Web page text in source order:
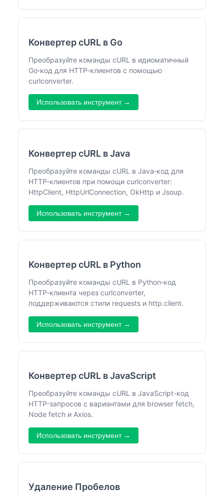
Конвертер cURL в Go
Преобразуйте команды cURL в идиоматичный
Go‑код для HTTP‑клиентов с помощью
curlconverter.
Использовать инструмент →
Конвертер cURL в Java
Преобразуйте команды cURL в Java‑код для
HTTP‑клиентов при помощи curlconverter:
HttpClient, HttpUrlConnection, OkHttp и Jsoup.
Использовать инструмент →
Конвертер cURL в Python
Преобразуйте команды cURL в Python‑код
HTTP‑клиента через curlconverter,
поддерживаются стили requests и http.client.
Использовать инструмент →
Конвертер cURL в JavaScript
Преобразуйте команды cURL в JavaScript-код
HTTP-запросов с вариантами для browser fetch,
Node fetch и Axios.
Использовать инструмент →
Удаление Пробелов